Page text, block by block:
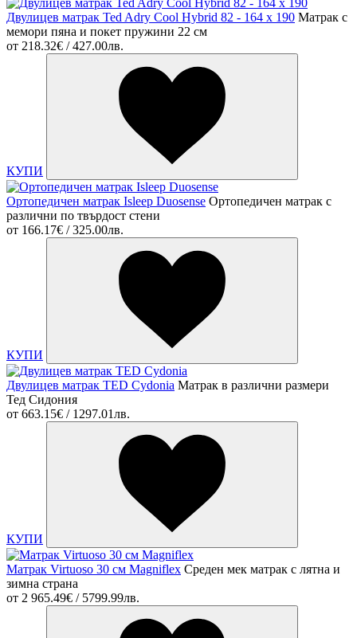
Двулицев матрак Ted Adry Cool Hybrid 82 - 164 х 190 Матрак с
мемори пяна и покет пружини 22 см
от 218.32€ / 427.00лв.
КУПИ
Ортопедичен матрак Isleep Duosense Ортопедичен матрак с
различни по твърдост стени
от 166.17€ / 325.00лв.
КУПИ
Двулицев матрак TED Cydonia Матрак в различни размери
Тед Сидония
от 663.15€ / 1297.01лв.
КУПИ
Матрак Virtuoso 30 см Magniflex Среден мек матрак с лятна и
зимна страна
от 2 965.49€ / 5799.99лв.